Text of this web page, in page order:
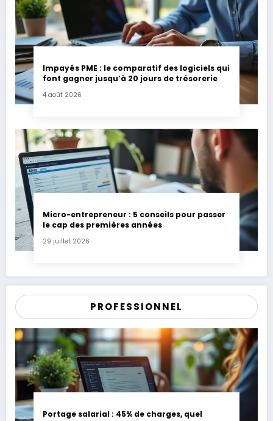
Impayés PME : le comparatif des logiciels qui
font gagner jusqu’à 20 jours de trésorerie
4 août 2026
Micro-entrepreneur : 5 conseils pour passer
le cap des premières années
29 juillet 2026
PROFESSIONNEL
Portage salarial : 45% de charges, quel